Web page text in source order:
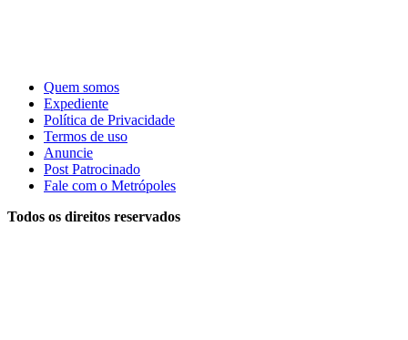
Quem somos
Expediente
Política de Privacidade
Termos de uso
Anuncie
Post Patrocinado
Fale com o Metrópoles
Todos os direitos reservados